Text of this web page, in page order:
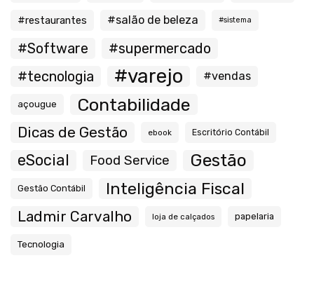
#restaurantes #salão de beleza #sistema
#Software
#supermercado
#tecnologia
#varejo #vendas
açougue Contabilidade
Dicas de Gestão ebook Escritório Contábil
eSocial Food Service Gestão
Gestão Contábil Inteligência Fiscal
Ladmir Carvalho loja de calçados papelaria
Tecnologia